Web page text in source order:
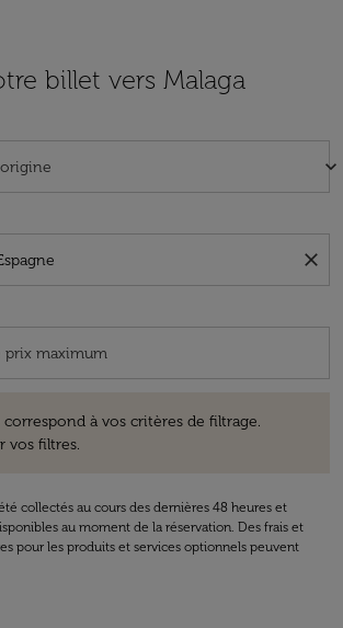
billet vers Malaga
keyboard_arrow_down
close
à vos critères de filtrage.
vos filtres.
collectés au cours des dernières 48 heures et
au moment de la réservation. Des frais et
pour les produits et services optionnels peuvent